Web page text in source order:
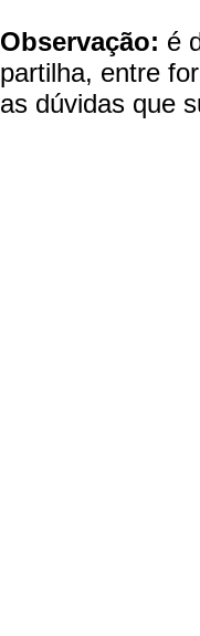
Observação: é
partilha, entre
as dúvidas que